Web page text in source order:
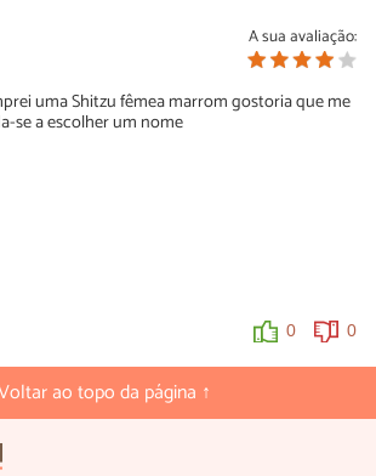
A sua avaliação:
uma Shitzu fêmea marrom gostoria que me
se a escolher um nome
0 0
ao topo da página ↑